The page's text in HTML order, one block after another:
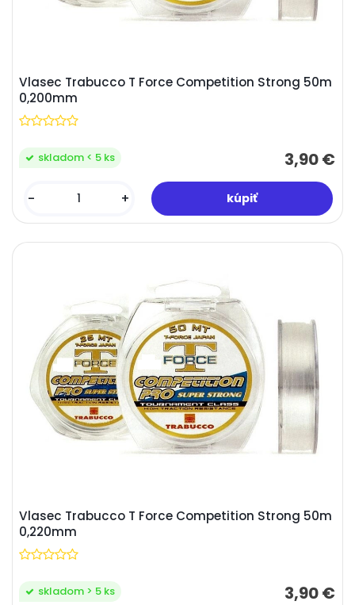
Vlasec Trabucco T Force Competition Strong 50m
0,200mm
3,90 €
skladom < 5 ks
- +
Vlasec Trabucco T Force Competition Strong 50m
0,220mm
3,90 €
skladom > 5 ks